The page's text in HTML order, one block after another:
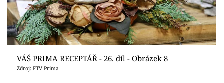
Sledujte prima+
Přihlášení
VÁŠ PRIMA RECEPTÁŘ - 26. díl - Obrázek 8
Zdroj: FTV Prima